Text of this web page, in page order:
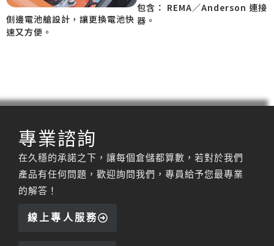
側邊電池艙設計，讓更換電池快
速又方便。
包含： REMA／Anderson 連接
器。
專業諮詢
在久穩的承諾之下，讓每個倉儲都算數，若對於我們
產品有任何問題，歡迎詢問我們，專員給予您最專業
的解答！
線上專人服務